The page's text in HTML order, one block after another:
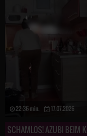
22:36 min. 17.07.2026
SCHAMLOS! AZUBI BEIM